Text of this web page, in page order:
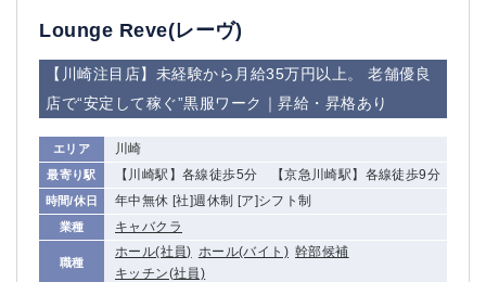
Lounge Reve(レーヴ)
【川崎注目店】未経験から月給35万円以上。 老舗優良
店で“安定して稼ぐ”黒服ワーク｜昇給・昇格あり
エリア 川崎
最寄り駅 【川崎駅】各線徒歩5分 【京急川崎駅】各線徒歩9分
時間/休日 年中無休 [社]週休制 [ア]シフト制
業種 キャバクラ
職種
ホール(社員) ホール(バイト) 幹部候補
キッチン(社員)
柏（西口）
木更津
柏（東口）
下総中山
茂原
八千代台
本八幡
東金
栃木県
宇都宮
東武宇都宮（宇都宮西口）